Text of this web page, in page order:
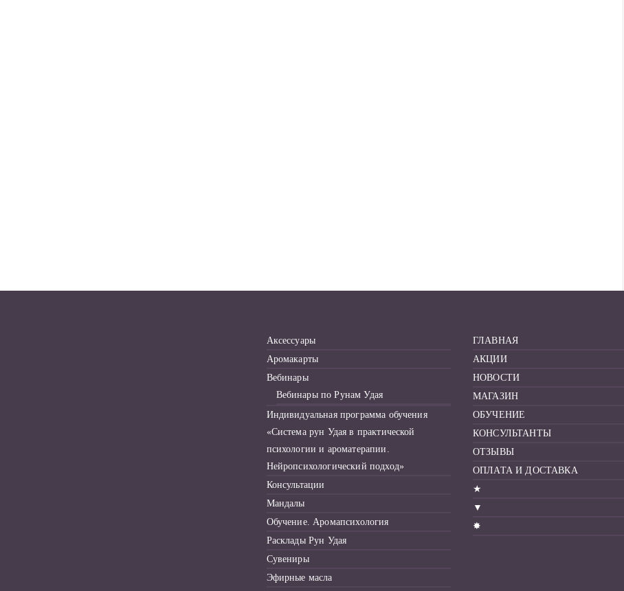
Аксессуары
Аромакарты
Вебинары
Вебинары по Рунам Удая
Индивидуальная программа обучения
«Система рун Удая в практической
психологии и ароматерапии.
Нейропсихологический подход»
Консультации
Мандалы
Обучение. Аромапсихология
Расклады Рун Удая
Сувениры
Эфирные масла
ГЛАВНАЯ
АКЦИИ
НОВОСТИ
МАГАЗИН
ОБУЧЕНИЕ
КОНСУЛЬТАНТЫ
ОТЗЫВЫ
ОПЛАТА И ДОСТАВКА
★
▼
✸